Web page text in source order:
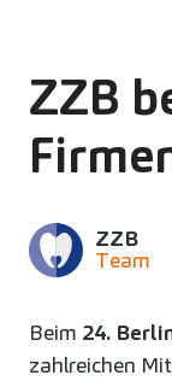
ZZB
ZZB
Team
Beim 24.
zahlreichen